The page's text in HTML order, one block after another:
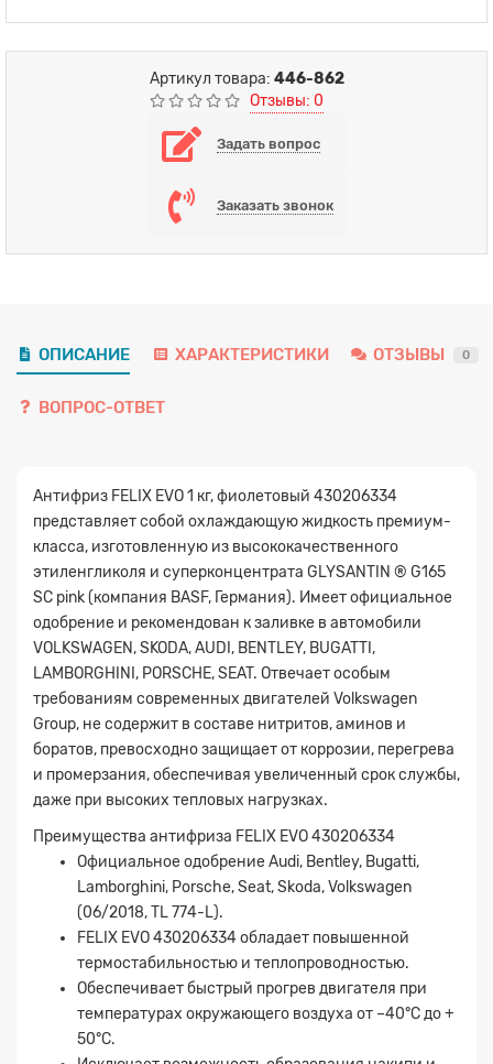
Артикул товара: 446-862
Отзывы: 0
Задать вопрос
Заказать звонок
ОПИСАНИЕ ХАРАКТЕРИСТИКИ ОТЗЫВЫ 0
ВОПРОС-ОТВЕТ
Антифриз FELIX EVO 1 кг, фиолетовый 430206334
представляет собой охлаждающую жидкость премиум-
класса, изготовленную из высококачественного
этиленгликоля и суперконцентрата GLYSANTIN ® G165
SC pink (компания BASF, Германия). Имеет официальное
одобрение и рекомендован к заливке в автомобили
VOLKSWAGEN, SKODA, AUDI, BENTLEY, BUGATTI,
LAMBORGHINI, PORSCHE, SEAT. Отвечает особым
требованиям современных двигателей Volkswagen
Group, не содержит в составе нитритов, аминов и
боратов, превосходно защищает от коррозии, перегрева
и промерзания, обеспечивая увеличенный срок службы,
даже при высоких тепловых нагрузках.
Преимущества антифриза FELIX EVO 430206334
Официальное одобрение Audi, Bentley, Bugatti,
Lamborghini, Porsche, Seat, Skoda, Volkswagen
(06/2018, TL 774-L).
FELIX EVO 430206334 обладает повышенной
термостабильностью и теплопроводностью.
Обеспечивает быстрый прогрев двигателя при
температурах окружающего воздуха от –40°С до +
50°С.